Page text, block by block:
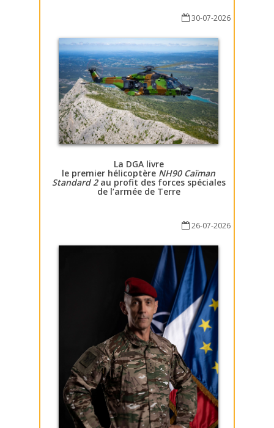
30-07-2026
La DGA livre
le premier hélicoptère NH90 Caïman
Standard 2au profit des forces spéciales
de l’armée de Terre
26-07-2026